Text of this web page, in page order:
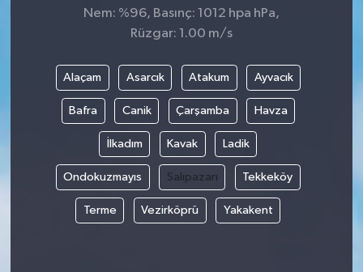
Nem: %96, Basınç: 1012 hpa hPa,
Rüzgar: 1.00 m/s
Alaçam Asarcık Atakum Ayvacık
Bafra Canik Çarşamba Havza
İlkadım Kavak Ladik
Ondokuzmayıs Salıpazarı Tekkeköy
Terme Vezirköprü Yakakent